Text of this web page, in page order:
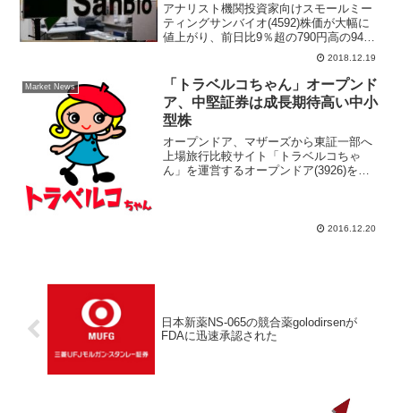
アナリスト機関投資家向けスモールミー
ティングサンバイオ(4592)株価が大幅に
値上がり、前日比9％超の790円高の9400
円と買われている。目先は12月4日につけ
た上場来高値9880円を上抜きブレイクし
そうな展開が意識される。証券アナリス
ト...
2018.12.19
Market News
「トラベルコちゃん」オープンド
ア、中堅証券は成長期待高い中小
型株
オープンドア、マザーズから東証一部へ
上場旅行比較サイト「トラベルコちゃ
ん」を運営するオープンドア(3926)を、
2016.12.20
日本新薬NS-065の競合薬golodirsenが
FDAに迅速承認された